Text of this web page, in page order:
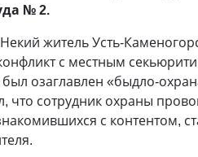
№ 2.
житель Усть-
с местным
озаглавлен «быдло-
сотрудник охраны
с контентом,